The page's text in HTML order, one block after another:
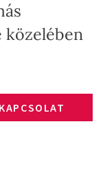
közelében
KAPCSOLAT